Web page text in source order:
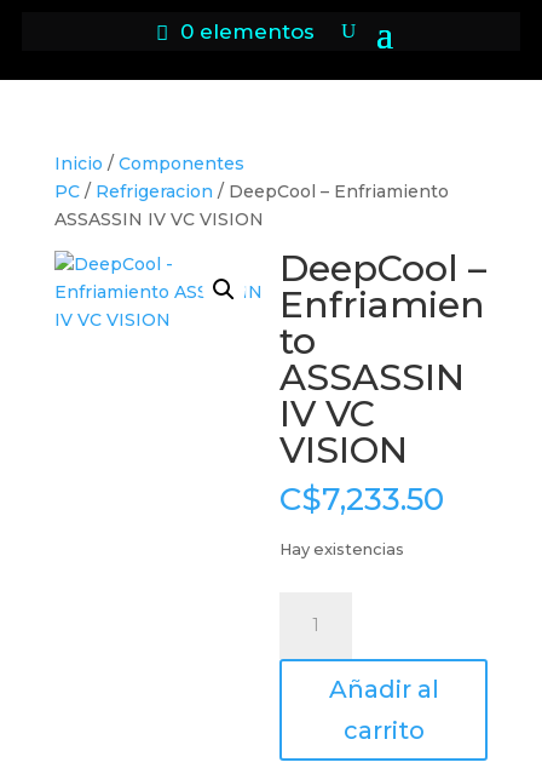
0 elementos
Inicio / Componentes
PC/ Refrigeracion / DeepCool – Enfriamiento
ASSASSIN IV VC VISION
DeepCool –
Enfriamien
to
ASSASSIN
IV VC
VISION
C$7,233.50
Hay existencias
Enfriamiento
ASSASSINAñadir al
carrito